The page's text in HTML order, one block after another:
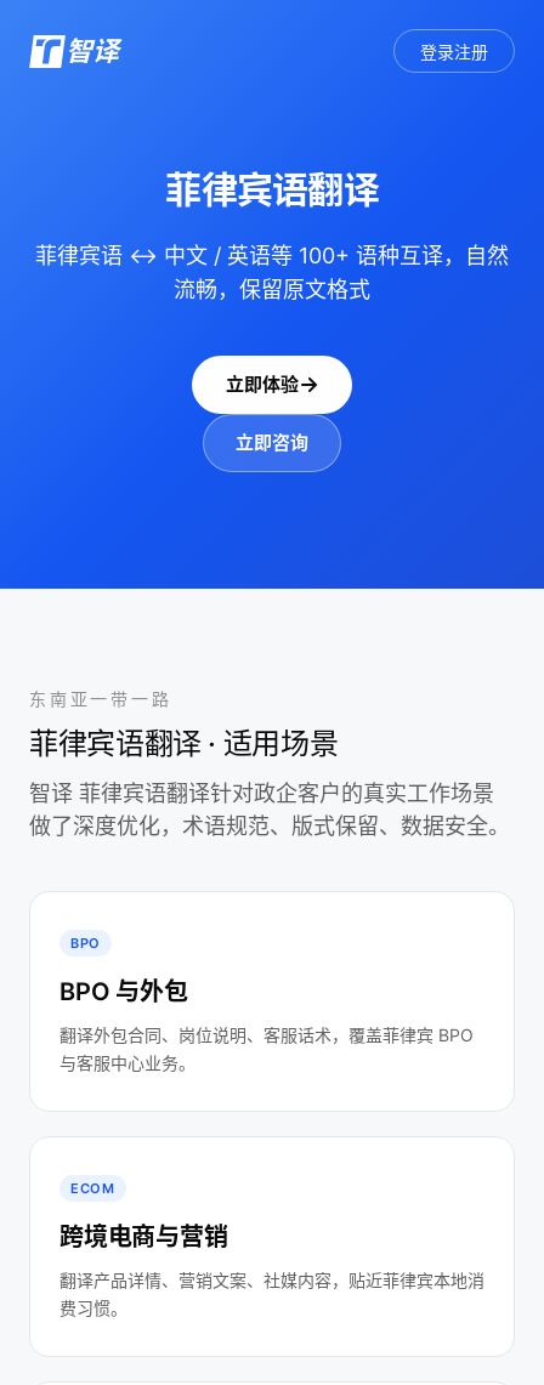
智译 登录注册
菲律宾语翻译
菲律宾语 ↔ 中文 / 英语等 100+ 语种互译，自然
流畅，保留原文格式
立即体验
立即咨询
东南亚一带一路
菲律宾语翻译 · 适用场景
智译 菲律宾语翻译针对政企客户的真实工作场景
做了深度优化，术语规范、版式保留、数据安全。
BPO
BPO 与外包
翻译外包合同、岗位说明、客服话术，覆盖菲律宾 BPO
与客服中心业务。
ECOM
跨境电商与营销
翻译产品详情、营销文案、社媒内容，贴近菲律宾本地消
费习惯。